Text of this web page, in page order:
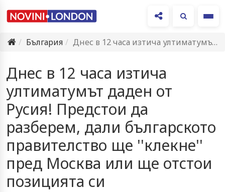
България
Днес в 12 часа изтича ултиматумът даден от Русия! Предстои…
Днес в 12 часа изтича
ултиматумът даден от
Русия! Предстои да
разберем, дали българското
правителство ще ''клекне''
пред Москва или ще отстои
позицията си